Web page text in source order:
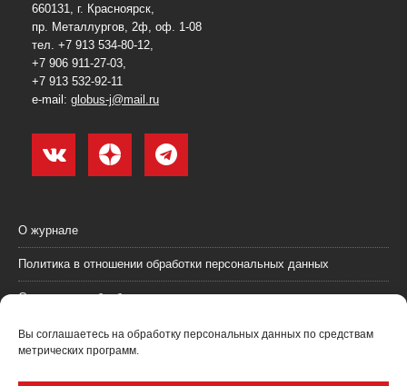
Вы соглашаетесь на обработку персональных данных по средствам
метрических программ.
660131, г. Красноярск,
пр. Металлургов, 2ф, оф. 1-08
тел. +7 913 534-80-12,
+7 906 911-27-03,
+7 913 532-92-11
e-mail: globus-j@mail.ru
О журнале
Политика в отношении обработки персональных данных
Согласие на обработку персональных данных
Пользовательское соглашение (оферта)